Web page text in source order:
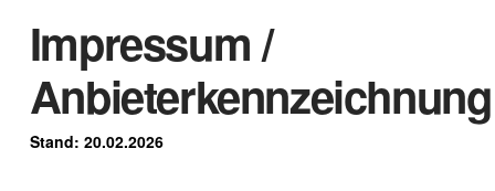
Impressum /
Anbieterkennzeichnung
Stand: 20.02.2026